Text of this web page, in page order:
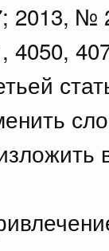
2013, №
4050,